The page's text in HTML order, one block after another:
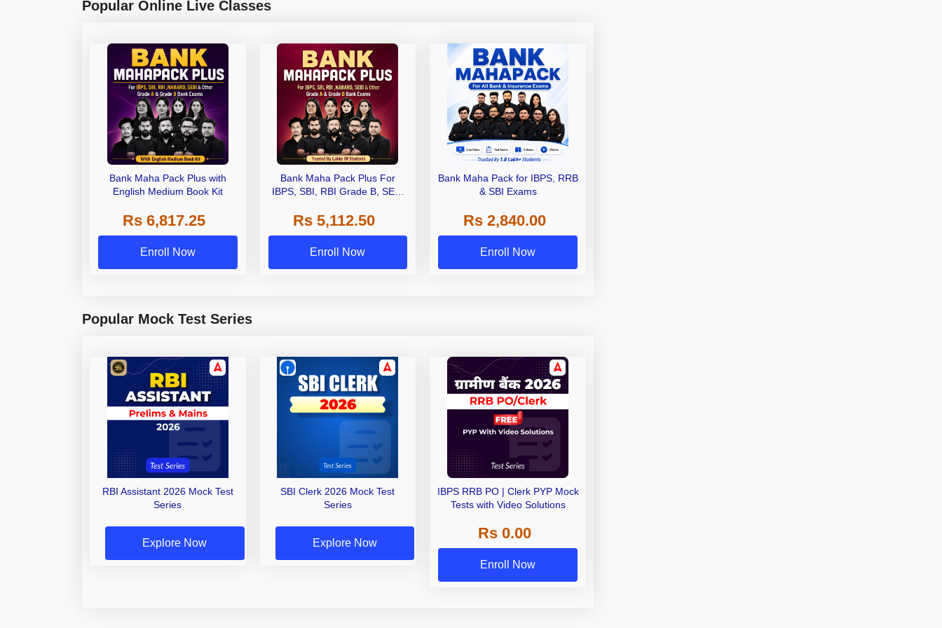
Popular Online Live Classes
Bank Maha Pack Plus with
English Medium Book Kit
Rs 6,817.25
Enroll Now
Bank Maha Pack Plus For
IBPS, SBI, RBI Grade B, SEBI
Other Grade A & Grade B Bank
Exams
Rs 5,112.50
Enroll Now
Bank Maha Pack for IBPS, RRB
& SBI Exams
Rs 2,840.00
Enroll Now
Popular Mock Test Series
RBI Assistant 2026 Mock Test
Series
Explore Now
SBI Clerk 2026 Mock Test
Series
Explore Now
IBPS RRB PO | Clerk PYP Mock
Tests with Video Solutions
Rs 0.00
Enroll Now